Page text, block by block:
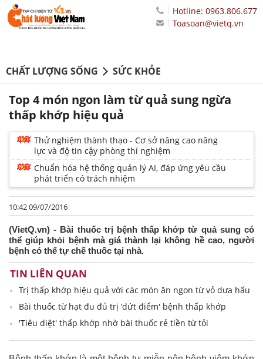
Hotline: 0963.806.677
Toasoan@vietq.vn
CHẤT LƯỢNG SỐNG SỨC KHỎE
Top 4 món ngon làm từ quả sung ngừa
thấp khớp hiệu quả
Thử nghiệm thành thạo - Cơ sở nâng cao năng
lực và độ tin cậy phòng thí nghiệm
Chuẩn hóa hệ thống quản lý AI, đáp ứng yêu cầu
phát triển có trách nhiệm
10:42 09/07/2016
(VietQ.vn) - Bài thuốc trị bệnh thấp khớp từ quả sung có
thể giúp khỏi bệnh mà giá thành lại không hề cao, người
bệnh có thể tự chế thuốc tại nhà.
TIN LIÊN QUAN
Trị thấp khớp hiệu quả với các món ăn ngon từ vỏ dưa hấu
Bài thuốc từ hạt đu đủ trị 'dứt điểm' bệnh thấp khớp
'Tiêu diệt' thấp khớp nhờ bài thuốc rẻ tiền từ tỏi